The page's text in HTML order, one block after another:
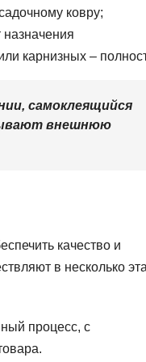
ковру;
карнизных –
самоклеящийся
внешнюю
качество и
в несколько
процесс, с